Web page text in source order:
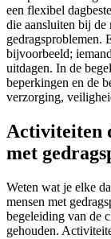
een flexibel
die aansluiten bij de
gedragsproblemen.
bijvoorbeeld;
uitdagen. In de
beperkingen en de
verzorging,
Activiteiten
met
Weten wat je elke
mensen met
begeleiding van de
gehouden.